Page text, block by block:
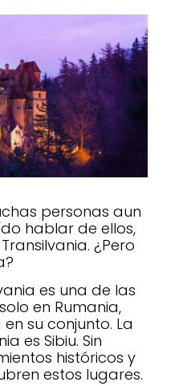
personas aun
hablar de ellos,
¿Pero
es una de las
en Rumania,
su conjunto. La
es Sibiu. Sin
históricos y
estos lugares.